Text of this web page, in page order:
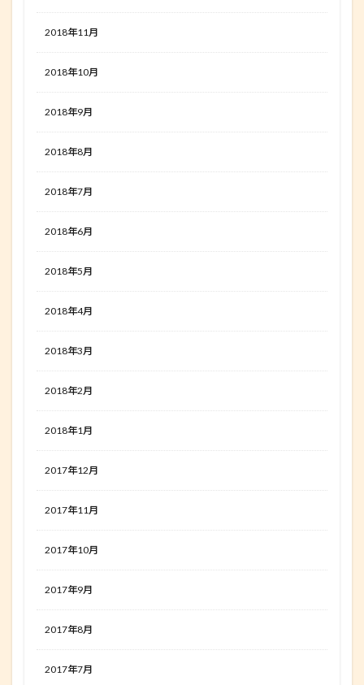
2018年11月
2018年10月
2018年9月
2018年8月
2018年7月
2018年6月
2018年5月
2018年4月
2018年3月
2018年2月
2018年1月
2017年12月
2017年11月
2017年10月
2017年9月
2017年8月
2017年7月